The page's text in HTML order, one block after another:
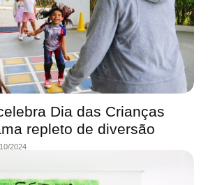
Dia das Crianças
repleto de diversão
2024